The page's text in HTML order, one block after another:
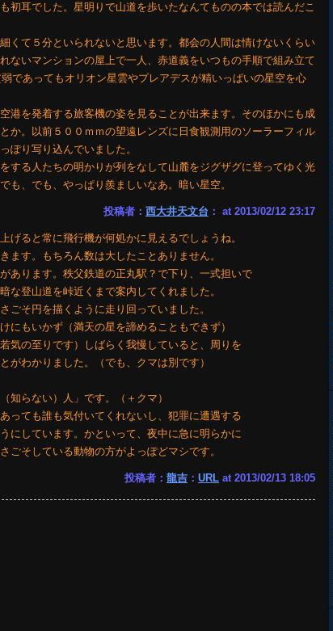
初耳でした。星明りで山道を歩いたなんてものの本では読んだこ
くて５分といられないと思います。都会の人間は情けないくらい
ないマンションの屋上で一人、赤道義をいつもの手順で組み立て
であってもオリオン星雲やプレアデスが精いっぱいの星空を心
港を発着する旅客機の姿を見ることが出来ます。そのほかにも成
か。以前５００ｍｍの望遠レンズに日食観測用のソーラーフィル
ぽり写り込んでいました。
する人たちの明かりが列をなして山麓をジグザグに登ってゆく光
、でも、やっぱり羨ましいなあ。暗い星空。
投稿者： 西大井天文台 ： at 2013/02/12 23:17
ると常に飛行機が何処かに見えるでしょうね。
ます。もちろん数は大したことありません。
あります。秩父鉄道の正丸駅？で下り、一式担いで
登山道を峠近くまで案内してくれました。
ごそ円を描くように走り回っていました。
もいかず（満天の星を諦めることもできず）
気の至りです）しばらく我慢していると、周りを
がわかりました。（でも、クマは別です）
知らない）人」です。（＋クマ）
っても誰も気付いてくれないし、犯罪に遭遇する
にしています。かといって、夜中に急に明らかに
そしている動物の方がよっぽどマシです。
投稿者： 龍吉 ： URL at 2013/02/13 18:05